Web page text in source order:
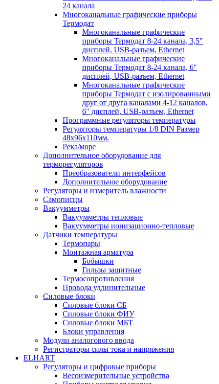
24 канала
Многоканальные графические приборы
Термодат
Многоканальные графические
приборы Термодат 8-24 канала, 3,5"
дисплей, USB-разъем, Ethernet
Многоканальные графические
приборы Термодат 8-24 канала, 6"
дисплей, USB-разъем, Ethernet
Многоканальные графические
приборы Термодат с изолированными
друг от друга каналами 4-12 каналов,
6" дисплей, USB-разъем, Ethernet
Программные регуляторы температуры
Регуляторы температуры 1/8 DIN Размер
48х96х110мм.
Река/море
Дополнительное оборудование для
терморегуляторов
Преобразователи интерфейсов
Дополнительное оборудование
Регуляторы и измеритель влажности
Самописцы
Вакуумметры
Вакуумметры тепловые
Вакуумметры ионизационно-тепловые
Датчики температуры
Термопары
Монтажная арматура
Бобышки
Гильзы защитные
Термосопротивления
Провода удлинительные
Силовые блоки
Силовые блоки СБ
Силовые блоки ФИУ
Силовые блоки МБТ
Блоки управления
Модули аналогового ввода
Регистраторы силы тока и напряжения
ELHART
Регуляторы и цифровые приборы
Весоизмерительные устройства